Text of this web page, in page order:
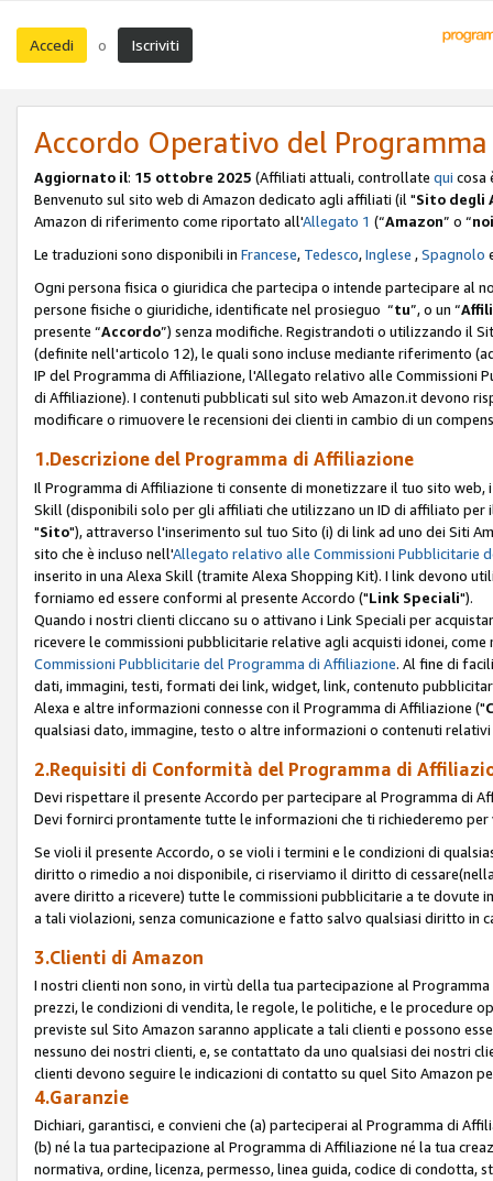
Accedi o Iscriviti
Accordo Operativo del
Aggiornato il: 15 ottobre 2025 (Affiliati attuali, controllate qui cosa
Benvenuto sul sito web di Amazon dedicato agli affiliati (il "Sito degli
Amazon di riferimento come riportato all'Allegato 1 (“Amazon” o “noi
Le traduzioni sono disponibili in Francese, Tedesco,Inglese ,Spagnolo
Ogni persona fisica o giuridica che partecipa o intende partecipare al
persone fisiche o giuridiche, identificate nel prosieguo “tu”, o un “
presente “Accordo”) senza modifiche. Registrandoti o utilizzando il
(definite nell'articolo 12), le quali sono incluse mediante riferimento
IP del Programma di Affiliazione, l'Allegato relativo alle Commissioni
di Affiliazione). I contenuti pubblicati sul sito web Amazon.it devono
modificare o rimuovere le recensioni dei clienti in cambio di un
1.Descrizione del Programma di Affiliazione
Il Programma di Affiliazione ti consente di monetizzare il tuo sito
Skill (disponibili solo per gli affiliati che utilizzano un ID di affiliato per
"Sito"), attraverso l'inserimento sul tuo Sito (i) di link ad uno dei Siti
sito che è incluso nell'Allegato relativo alle Commissioni Pubblicitarie
inserito in una Alexa Skill (tramite Alexa Shopping Kit). I link devono
forniamo ed essere conformi al presente Accordo ("Link Speciali").
Quando i nostri clienti cliccano su o attivano i Link Speciali per
ricevere le commissioni pubblicitarie relative agli acquisti idonei,
Commissioni Pubblicitarie del Programma di Affiliazione. Al fine di
dati, immagini, testi, formati dei link, widget, link, contenuto
Alexa e altre informazioni connesse con il Programma di Affiliazione ("
qualsiasi dato, immagine, testo o altre informazioni o contenuti
2.Requisiti di Conformità del Programma di
Devi rispettare il presente Accordo per partecipare al Programma di
Devi fornirci prontamente tutte le informazioni che ti richiederemo
Se violi il presente Accordo, o se violi i termini e le condizioni di
diritto o rimedio a noi disponibile, ci riserviamo il diritto di
avere diritto a ricevere) tutte le commissioni pubblicitarie a te dovute
a tali violazioni, senza comunicazione e fatto salvo qualsiasi diritto in
3.Clienti di Amazon
I nostri clienti non sono, in virtù della tua partecipazione al
prezzi, le condizioni di vendita, le regole, le politiche, e le procedure
previste sul Sito Amazon saranno applicate a tali clienti e possono
nessuno dei nostri clienti, e, se contattato da uno qualsiasi dei nostri
clienti devono seguire le indicazioni di contatto su quel Sito Amazon
4.Garanzie
Dichiari, garantisci, e convieni che (a) parteciperai al Programma di
(b) né la tua partecipazione al Programma di Affiliazione né la tua
normativa, ordine, licenza, permesso, linea guida, codice di